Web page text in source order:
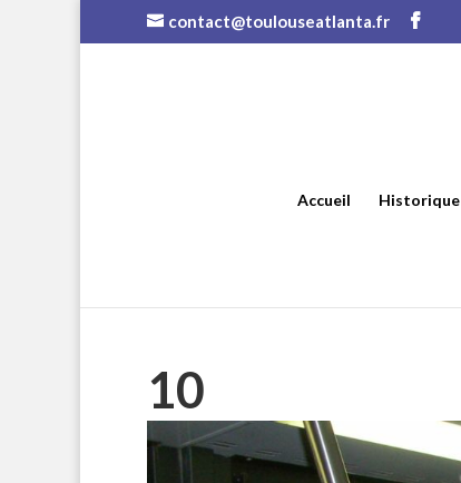
contact@toulouseatlanta.fr
Accueil Historique
10